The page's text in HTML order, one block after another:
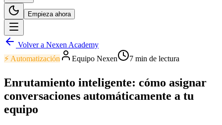
Empieza ahora
Volver a Nexen Academy
⚡ Automatización Equipo Nexen 7 min de lectura
Enrutamiento inteligente: cómo asignar
conversaciones automáticamente a tu
equipo